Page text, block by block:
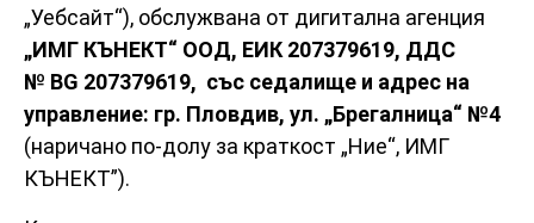
„Уебсайт“), обслужвана от дигитална агенция
„ИМГ КЪНЕКТ“ ООД, ЕИК 207379619, ДДС
№ BG 207379619, със седалище и адрес на
управление: гр. Пловдив, ул. „Брегалница“ №4
(наричано по-долу за краткост „Ние“, ИМГ
КЪНЕКТ”).